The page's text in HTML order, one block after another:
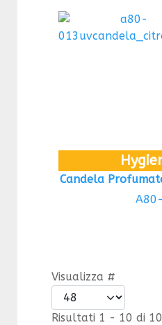
Candela
Visualizza #
Risultati 1 - 10 di 10